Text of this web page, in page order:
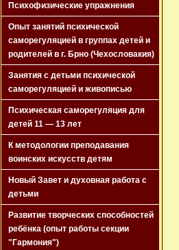
Психофизические упражнения
Опыт занятий психической
саморегуляцией в группах детей и
родителей в г. Брно (Чехословакия)
Занятия с детьми психической
саморегуляцией и живописью
Психическая саморегуляция для
детей 11 — 13 лет
К методологии преподавания
воинских искусств детям
Новый Завет и духовная работа с
детьми
Развитие творческих способностей
ребёнка (опыт работы секции
"Гармония")